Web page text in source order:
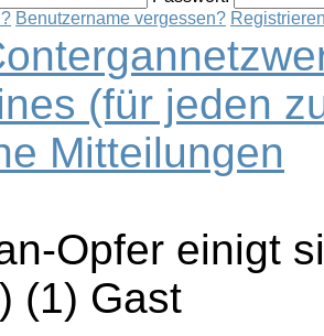
Benutzername vergessen?
(für jeden
Mitteilungen
Opfer einigt
(1) Gast